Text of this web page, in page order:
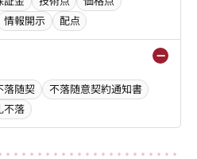
情報開示 配点
落随契
不落随意契約通知書
不落